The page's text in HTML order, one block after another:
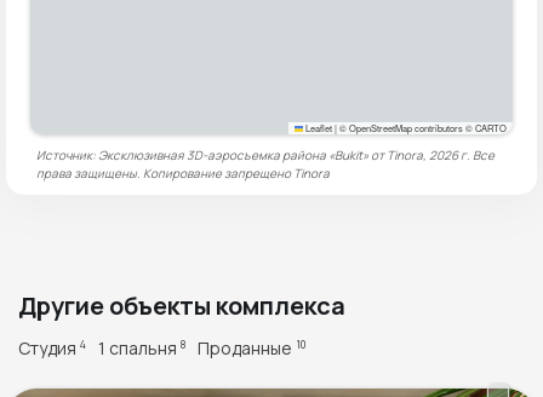
Leaflet|© OpenStreetMap contributors © CARTO
Источник: Эксклюзивная 3D-аэросъемка района «Bukit» от Tinora, 2026 г. Все
права защищены. Копирование запрещено Tinora
Другие объекты комплекса
Студия 4 1 спальня 8 Проданные 10